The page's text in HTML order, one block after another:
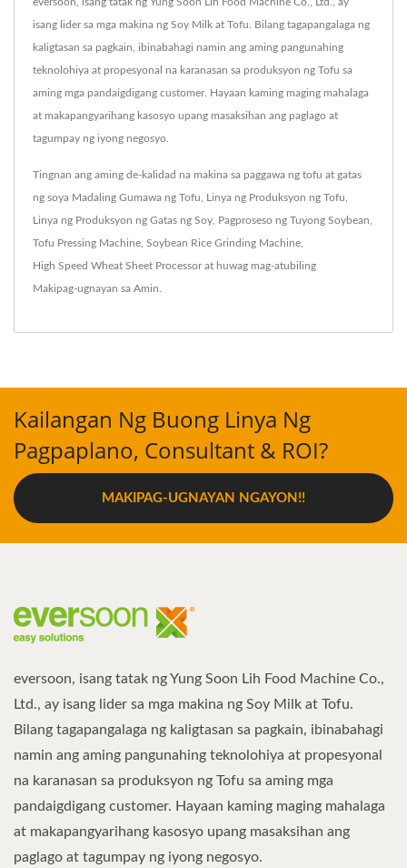
isang lider sa mga makina ng Soy Milk at Tofu. Bilang tagapangalaga ng
kaligtasan sa pagkain, ibinabahagi namin ang aming pangunahing
teknolohiya at propesyonal na karanasan sa produksyon ng Tofu sa
aming mga pandaigdigang customer. Hayaan kaming maging mahalaga
at makapangyarihang kasosyo upang masaksihan ang paglago at
tagumpay ng iyong negosyo.
Tingnan ang aming de-kalidad na makina sa paggawa ng tofu at gatas
ng soya Madaling Gumawa ng Tofu Linya ng Produksyon ng Tofu
Linya ng Produksyon ng Gatas ng Soy Pagproseso ng Tuyong Soybean
Tofu Pressing Machine Soybean Rice Grinding Machine
High Speed Wheat Sheet Processorat huwag mag-atubiling
Makipag-ugnayan sa Amin
Kailangan Ng Buong Linya Ng
Pagpaplano, Consultant & ROI?
MAKIPAG-UGNAYAN NGAYON!!
eversoon, isang tatak ng Yung Soon Lih Food Machine Co.,
Ltd., ay isang lider sa mga makina ng Soy Milk at Tofu.
Bilang tagapangalaga ng kaligtasan sa pagkain, ibinabahagi
namin ang aming pangunahing teknolohiya at propesyonal
na karanasan sa produksyon ng Tofu sa aming mga
pandaigdigang customer. Hayaan kaming maging mahalaga
at makapangyarihang kasosyo upang masaksihan ang
paglago at tagumpay ng iyong negosyo.